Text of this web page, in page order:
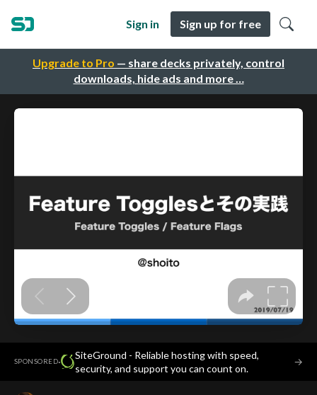
Upgrade to Pro — share decks privately, control
downloads, hide ads and more …
Sign in Sign up for free
SPONSORED·
SiteGround - Reliable hosting with speed,
security, and support you can count on.
→